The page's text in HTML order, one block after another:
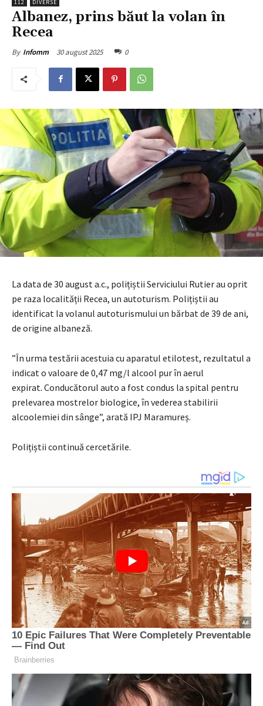
112 DIVERSE
Albanez, prins băut la volan în
Recea
By Infomm 30 august 2025 0
La data de 30 august a.c., polițiștii Serviciului Rutier au oprit
pe raza localității Recea, un autoturism. Polițiștii au
identificat la volanul autoturismului un bărbat de 39 de ani,
de origine albaneză.
”În urma testării acestuia cu aparatul etilotest, rezultatul a
indicat o valoare de 0,47 mg/l alcool pur în aerul
expirat. Conducătorul auto a fost condus la spital pentru
prelevarea mostrelor biologice, în vederea stabilirii
alcoolemiei din sânge”, arată IPJ Maramureș.
Polițiștii continuă cercetările.